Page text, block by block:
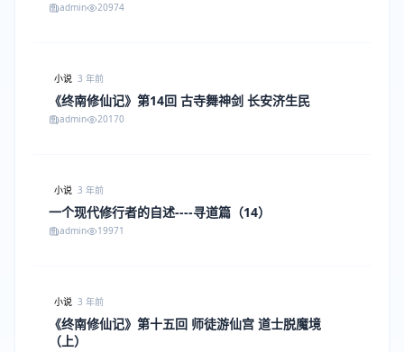
admin 20974
小说 3 年前
《终南修仙记》第14回 古寺舞神剑 长安济生民
admin 20170
小说 3 年前
一个现代修行者的自述----寻道篇（14）
admin 19971
小说 3 年前
《终南修仙记》第十五回 师徒游仙宫 道士脱魔境
（上）